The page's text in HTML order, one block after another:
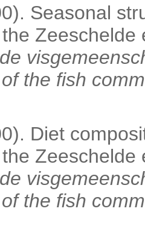
Seasonal
the fish
Diet
the fish